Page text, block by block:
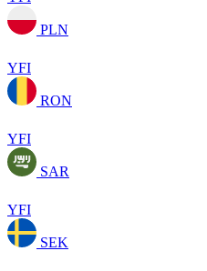
PLN
YFI
RON
YFI
SAR
YFI
SEK